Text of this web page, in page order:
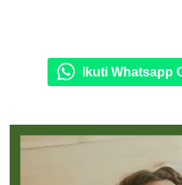
Ikuti Whatsapp